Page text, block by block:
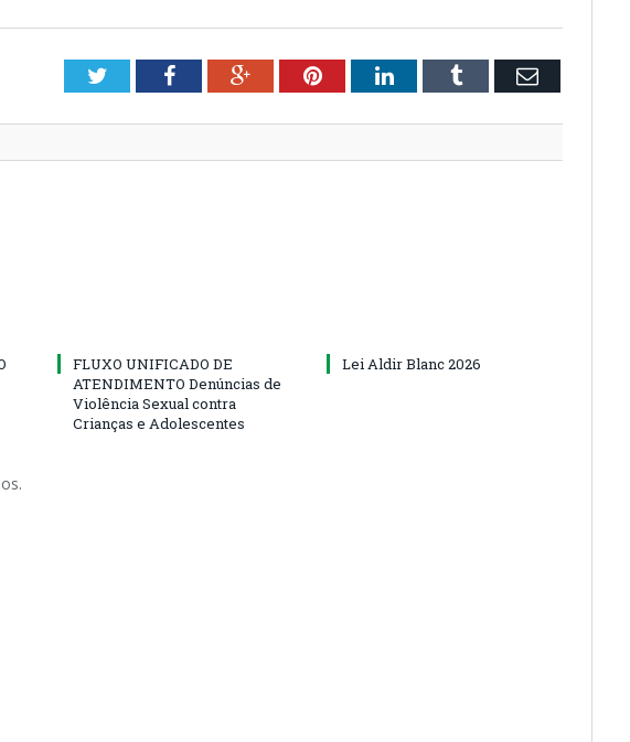
TwitterFacebookGoogle+PinterestLinkedInTumblr Email
FLUXO UNIFICADO DE
ATENDIMENTO Denúncias de
Violência Sexual contra
Crianças e Adolescentes
Lei Aldir Blanc 2026